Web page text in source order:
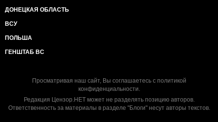
ДОНЕЦКАЯ ОБЛАСТЬ
ВСУ
ПОЛЬША
ГЕНШТАБ ВС
Просматривая наш сайт, Вы соглашаетесь с политикой
конфиденциальности.
Редакция Цензор.НЕТ может не разделять позицию авторов.
Ответственность за материалы в разделе "Блоги" несут авторы текстов.